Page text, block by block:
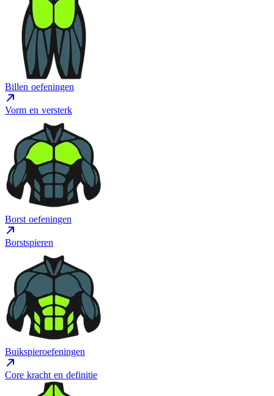
Billen oefeningen
Vorm en versterk
Borst oefeningen
Borstspieren
Buikspieroefeningen
Core kracht en definitie